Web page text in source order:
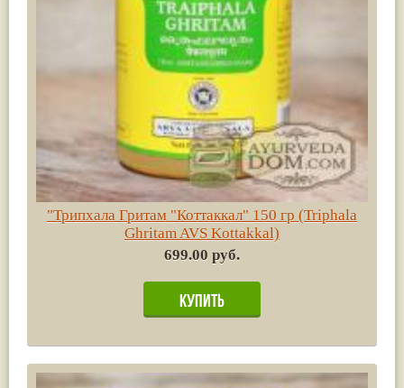
"Трипхала Гритам "Коттаккал" 150 гр (Triphala
Ghritam AVS Kottakkal)
699.00 руб.